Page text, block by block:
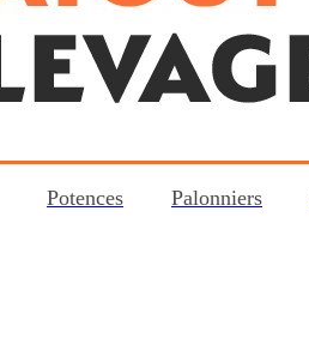
Potences Palonniers